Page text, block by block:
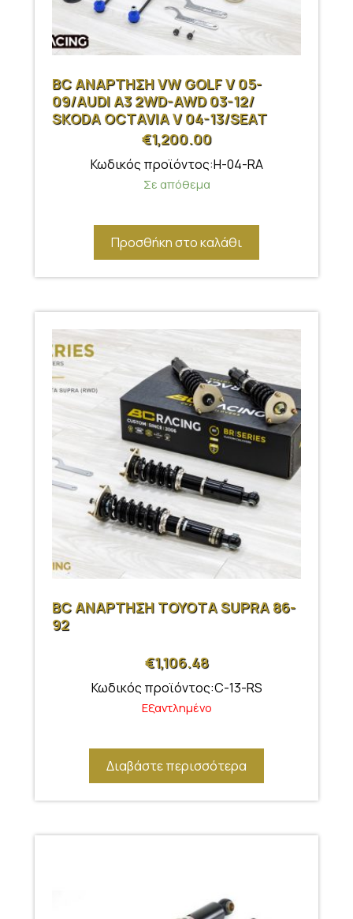
BC ΑΝΑΡΤΗΣΗ VW GOLF V 05-
09/AUDI A3 2WD-AWD 03-12/
SKODA OCTAVIA V 04-13/SEAT
€1,200.00
Κωδικός προϊόντος:H-04-RA
Σε απόθεμα
Προσθήκη στο καλάθι
BC ΑΝΑΡΤΗΣΗ TOYOTA SUPRA 86-
92
€1,106.48
Κωδικός προϊόντος:C-13-RS
Εξαντλημένο
Διαβάστε περισσότερα